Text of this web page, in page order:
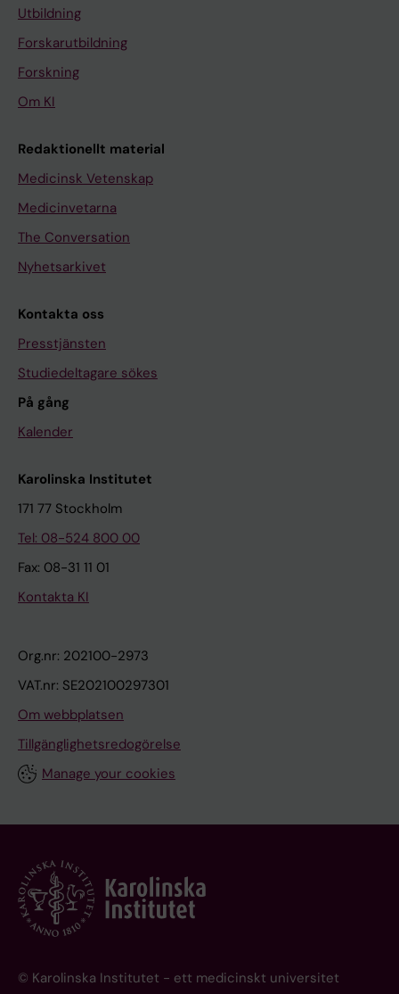
Utbildning
Forskarutbildning
Forskning
Om KI
Redaktionellt material
Medicinsk Vetenskap
Medicinvetarna
The Conversation
Nyhetsarkivet
Kontakta oss
Presstjänsten
Studiedeltagare sökes
På gång
Kalender
Karolinska Institutet
171 77 Stockholm
Tel: 08-524 800 00
Fax: 08-31 11 01
Kontakta KI
Org.nr: 202100-2973
VAT.nr: SE202100297301
Om webbplatsen
Tillgänglighetsredogörelse
Manage your cookies
© Karolinska Institutet - ett medicinskt universitet